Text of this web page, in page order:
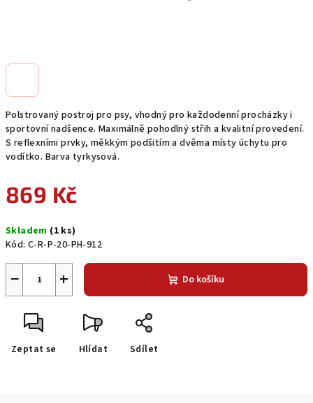
Polstrovaný postroj pro psy, vhodný pro každodenní procházky i
sportovní nadšence. Maximálně pohodlný střih a kvalitní provedení.
S reflexními prvky, měkkým podšitím a dvěma místy úchytu pro
vodítko. Barva tyrkysová.
869 Kč
cena:
Skladem (1 ks)
Kód: C-R-P-20-PH-912
+
− Do košíku
Zeptat se Hlídat Sdílet